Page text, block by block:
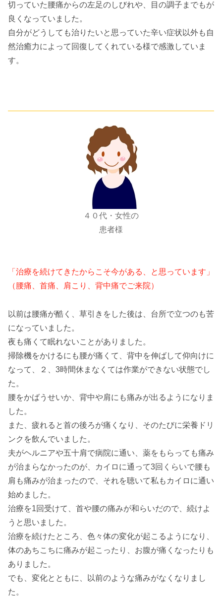
切っていた腰痛からの左足のしびれや、目の調子までもが
良くなっていました。
自分がどうしても治りたいと思っていた辛い症状以外も自
然治癒力によって回復してくれている様で感激していま
す。
４０代・女性の
患者様
「治療を続けてきたからこそ今がある、と思っています」
（腰痛、首痛、肩こり、背中痛でご来院）
以前は腰痛が酷く、草引きをした後は、台所で立つのも苦
になっていました。
夜も痛くて眠れないことがありました。
掃除機をかけるにも腰が痛くて、背中を伸ばして仰向けに
なって、２、3時間休まなくては作業ができない状態でし
た。
腰をかばうせいか、背中や肩にも痛みが出るようになりま
した。
また、疲れると首の後ろが痛くなり、そのたびに栄養ドリ
ンクを飲んでいました。
夫がヘルニアや五十肩で病院に通い、薬をもらっても痛み
が治まらなかったのが、カイロに通って3回くらいで腰も
肩も痛みが治まったので、それを聴いて私もカイロに通い
始めました。
治療を1回受けて、首や腰の痛みが和らいだので、続けよ
うと思いました。
治療を続けたところ、色々体の変化が起こるようになり、
体のあちこちに痛みが起こったり、お腹が痛くなったりも
ありました。
でも、変化とともに、以前のような痛みがなくなりまし
た。